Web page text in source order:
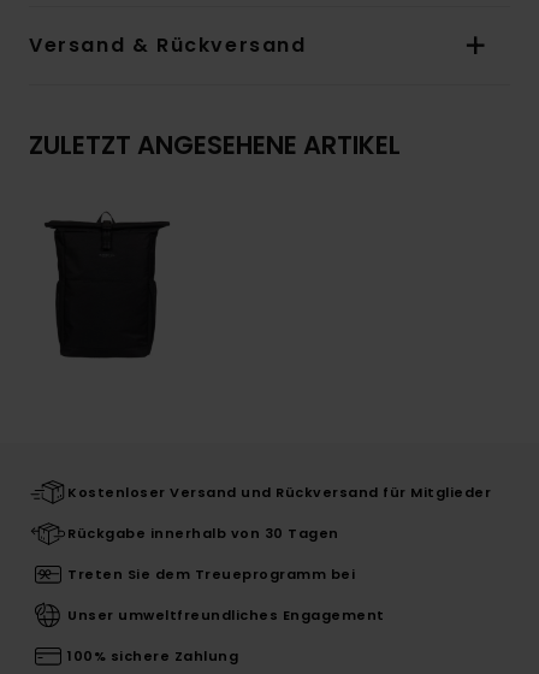
Versand & Rückversand
ZULETZT ANGESEHENE ARTIKEL
Kostenloser Versand und Rückversand für Mitglieder
Rückgabe innerhalb von 30 Tagen
Treten Sie dem Treueprogramm bei
Unser umweltfreundliches Engagement
100% sichere Zahlung